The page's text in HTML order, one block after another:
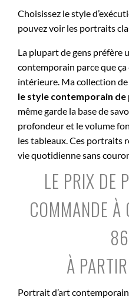
Choisissez le style
pouvez voir les portraits
La plupart de gens préfère
contemporain parce que
intérieure. Ma collection de
le style contemporain
même garde la base de
profondeur et le volume
les tableaux. Ces portraits
vie quotidienne sans
LE PRIX DE
COMMANDE À
À
Portrait d’art